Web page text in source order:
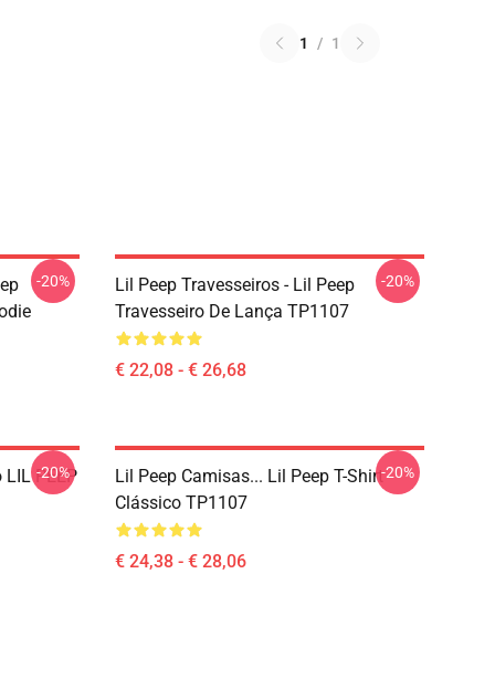
1 / 1
-20%
Lil Peep Travesseiros - Lil Peep
Travesseiro De Lança TP1107
€ 22,08 - € 26,68
-20%
PEEP
-20%
Lil Peep Camisas... Lil Peep T-Shirt
Clássico TP1107
€ 24,38 - € 28,06
-20%